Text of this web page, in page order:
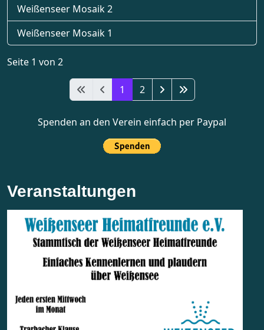
Weißenseer Mosaik 2
Weißenseer Mosaik 1
Seite 1 von 2
1 2
Spenden an den Verein einfach per Paypal
Veranstaltungen